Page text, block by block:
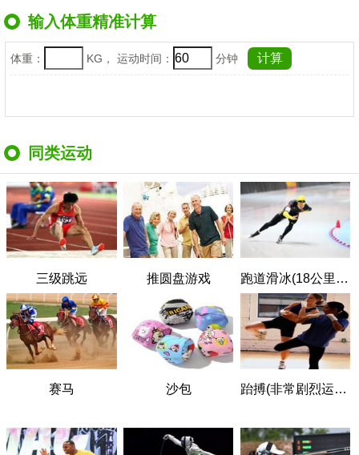
输入体重精准计算
体重： KG， 运动时间： 分钟
同类运动
三级跳远 推圆盘游戏 跑道滑冰(18公里/小时)
赛马 沙包 跆搏(非常剧烈运动)